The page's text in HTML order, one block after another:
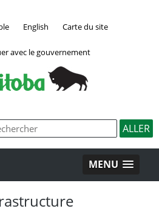
English Carte du site
avec le gouvernement
MENU